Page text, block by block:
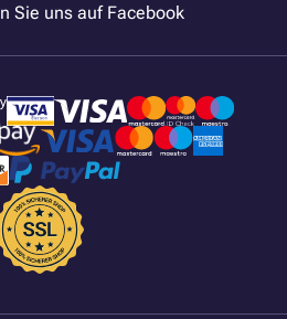
Sie uns auf Facebook